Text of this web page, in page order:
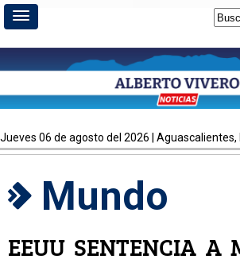
jueves 06 de agosto del 2026 | Aguascalientes,
Mundo
EEUU SENTENCIA A